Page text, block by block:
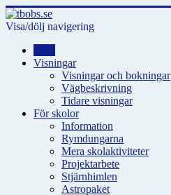
Visa/dölj navigering
Visningar
Visningar och bokningar
Vägbeskrivning
Tidare visningar
För skolor
Information
Rymdungarna
Mera skolaktiviteter
Projektarbete
Stjärnhimlen
Astropaket